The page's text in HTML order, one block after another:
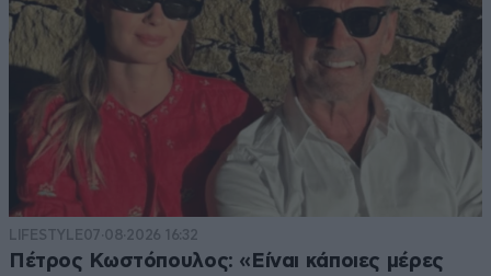
LIFESTYLE07·08·2026 16:32
Πέτρος Κωστόπουλος: «Είναι κάποιες μέρες